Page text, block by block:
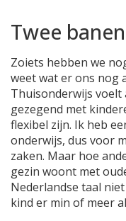
Twee
Zoiets hebben we
weet wat er ons nog
Thuisonderwijs voelt
gezegend met
flexibel zijn. Ik heb
onderwijs, dus voor
zaken. Maar hoe
gezin woont met
Nederlandse taal
kind er min of meer